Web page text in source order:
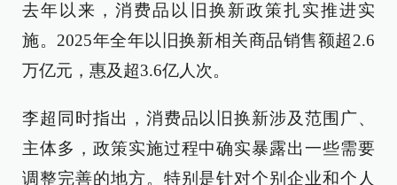
去年以来，消费品以旧换新政策扎实推进实
施。2025年全年以旧换新相关商品销售额超2.6
万亿元，惠及超3.6亿人次。
李超同时指出，消费品以旧换新涉及范围广、
主体多，政策实施过程中确实暴露出一些需要
调整完善的地方。特别是针对个别企业和个人